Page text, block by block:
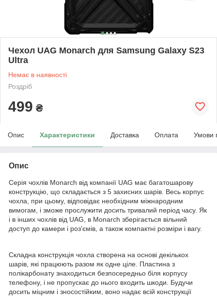
Чехол UAG Monarch для Samsung Galaxy S23
Ultra
Немає в наявності
Роздріб
499 ₴
Опис Характеристики Доставка Оплата Умови
Опис
Серія чохлів Monarch від компанії UAG має багатошарову
конструкцію, що складається з 5 захисних шарів. Весь корпус
чохла, при цьому, відповідає необхідним міжнародним
вимогам, і зможе прослужити досить тривалий період часу. Як
і в інших чохлів від UAG, в Monarch зберігається вільний
доступ до камери і роз'ємів, а також компактні розміри і вагу.
Складна конструкція чохла створена на основі декількох
шарів, які працюють разом як одне ціле. Пластина з
полікарбонату знаходиться безпосередньо біля корпусу
телефону, і не пропускає до нього входить шкоди. Будучи
досить міцним і зносостійким, воно надає всій конструкції